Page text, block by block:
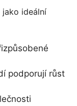
jako ideální
podporují růst